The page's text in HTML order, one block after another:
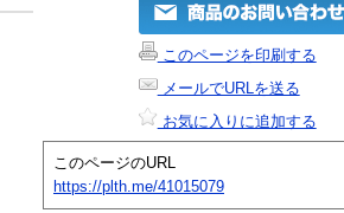
このページを印刷する
メールでURLを送る
お気に入りに追加する
このページのURL
https://plth.me/41015079